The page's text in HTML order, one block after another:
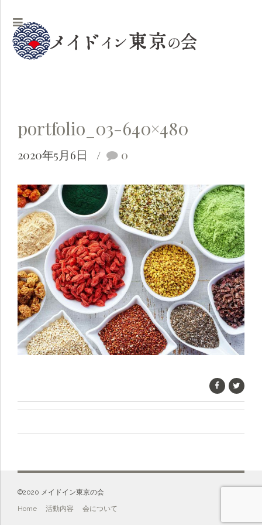
portfolio_03-640×480
2020年5月6日 0
©️2020 メイドイン東京の会
Home 活動内容 会について